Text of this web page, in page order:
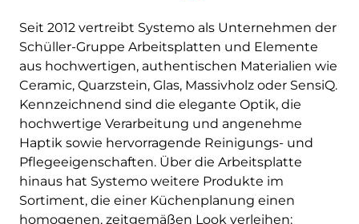
Seit 2012 vertreibt Systemo als Unternehmen der
Schüller-Gruppe Arbeitsplatten und Elemente
aus hochwertigen, authentischen Materialien wie
Ceramic, Quarzstein, Glas, Massivholz oder SensiQ.
Kennzeichnend sind die elegante Optik, die
hochwertige Verarbeitung und angenehme
Haptik sowie hervorragende Reinigungs- und
Pflegeeigenschaften. Über die Arbeitsplatte
hinaus hat Systemo weitere Produkte im
Sortiment, die einer Küchenplanung einen
homogenen, zeitgemäßen Look verleihen: